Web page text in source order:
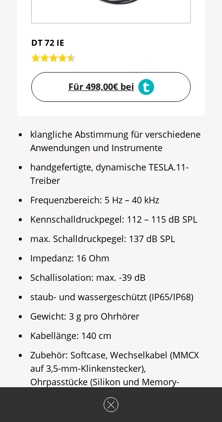
DT 72 IE
Für 498,00€ bei
klangliche Abstimmung für verschiedene
Anwendungen und Instrumente
handgefertigte, dynamische TESLA.11-
Treiber
Frequenzbereich: 5 Hz – 40 kHz
Kennschalldruckpegel: 112 – 115 dB SPL
max. Schalldruckpegel: 137 dB SPL
Impedanz: 16 Ohm
Schallisolation: max. -39 dB
staub- und wassergeschützt (IP65/IP68)
Gewicht: 3 g pro Ohrhörer
Kabellänge: 140 cm
Zubehör: Softcase, Wechselkabel (MMCX
auf 3,5-mm-Klinkenstecker),
Ohrpasstücke (Silikon und Memory-
Schaumstoff), Ersatzpaar Cerumen-Filter,
6,35-mm-Klinkenadapter auf im